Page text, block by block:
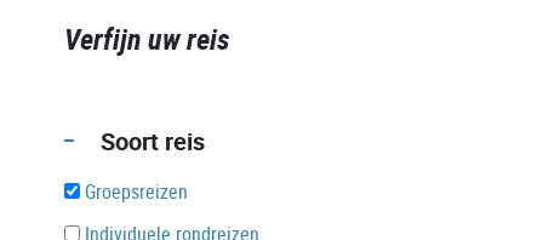
Verfijn uw reis
Soort reis
Groepsreizen
Individuele rondreizen